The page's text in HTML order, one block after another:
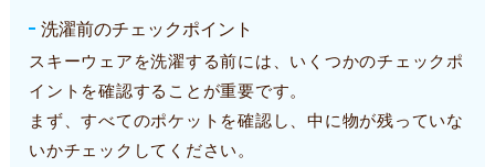
洗濯前のチェックポイント
スキーウェアを洗濯する前には、いくつかのチェックポ
イントを確認することが重要です。
まず、すべてのポケットを確認し、中に物が残っていな
いかチェックしてください。